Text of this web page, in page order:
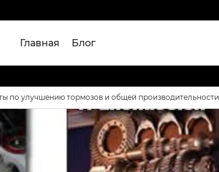
Главная Блог
по улучшению тормозов и общей производительности